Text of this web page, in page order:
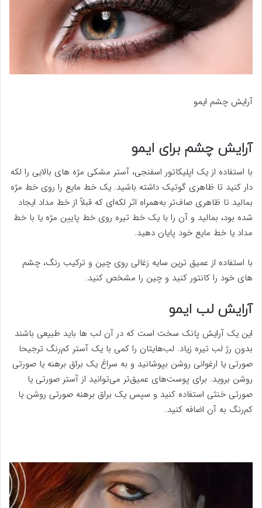
آرایش چشم ایمو
آرایش چشم برای ایمو
با استفاده از یک اپلیکاتور اسفنجی، آستر مشکی مژه های بالایی را لکه
دار کنید تا ظاهری گوتیک داشته باشید. یک خط مایع را روی خط مژه
بمالید تا ظاهری صاف‌تر به‌همراه اثر لکه‌ای که قبلاً از خط مداد ایجاد
شده بود، بمالید و آن را با یک خط تیره روی خط پایین مژه یا با خط
مداد یا خط مایع خود پایان دهید.
با استفاده از عمیق ترین سایه زغالی روی چین و ترکیب رنگ، چشم
های خود را کانتور کنید و چین را مشخص کنید.
آرایش لب ایمو
این یک آرایش پانک سخت است که در آن لب ها باید طبیعی باشند
بدون رژ لب تیره زیاد. لب‌هایتان را کمی با یک آستر کم‌رنگ ترجیحا
صورتی یا ارغوانی روشن بپوشانید و به سراغ یک براق برهنه یا صورتی
روشن بروید. برای پوست‌های عمیق‌تر می‌توانید از آستر صورتی یا
صورتی خنثی استفاده کنید و سپس یک براق برهنه صورتی روشن یا
کم‌رنگ به آن اضافه کنید.